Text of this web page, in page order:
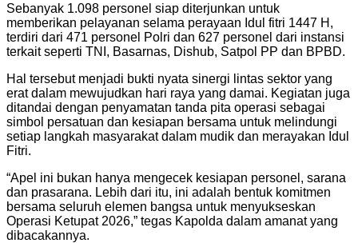
Sebanyak 1.098 personel siap diterjunkan untuk
memberikan pelayanan selama perayaan Idul fitri 1447 H,
terdiri dari 471 personel Polri dan 627 personel dari instansi
terkait seperti TNI, Basarnas, Dishub, Satpol PP dan BPBD.
Hal tersebut menjadi bukti nyata sinergi lintas sektor yang
erat dalam mewujudkan hari raya yang damai. Kegiatan juga
ditandai dengan penyamatan tanda pita operasi sebagai
simbol persatuan dan kesiapan bersama untuk melindungi
setiap langkah masyarakat dalam mudik dan merayakan Idul
Fitri.
“Apel ini bukan hanya mengecek kesiapan personel, sarana
dan prasarana. Lebih dari itu, ini adalah bentuk komitmen
bersama seluruh elemen bangsa untuk menyukseskan
Operasi Ketupat 2026,” tegas Kapolda dalam amanat yang
dibacakannya.